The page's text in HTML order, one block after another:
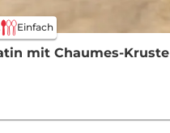
Einfach
mit Chaumes-Kruste